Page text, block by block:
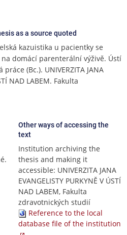
as a source quoted
kazuistika u pacientky se
domácí parenterální výživě. Ústí
(Bc.). UNIVERZITA JANA
NAD LABEM. Fakulta
Other ways of accessing the
text
Institution archiving the
thesis and making it
accessible: UNIVERZITA JANA
EVANGELISTY PURKYNĚ V ÚSTÍ
NAD LABEM, Fakulta
zdravotnických studií
Reference to the local
database file of the institution